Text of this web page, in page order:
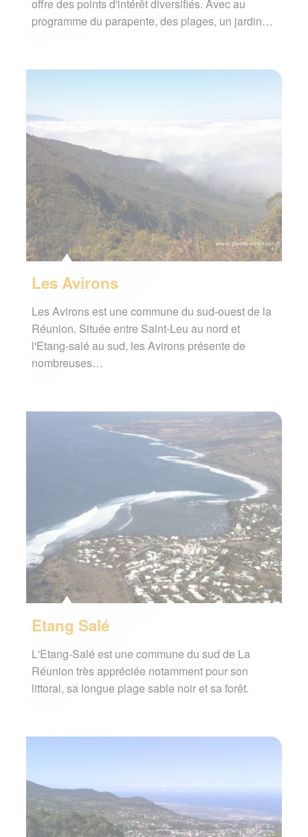
offre des points d'intérêt diversifiés. Avec au
programme du parapente, des plages, un jardin…
Les Avirons
Les Avirons est une commune du sud-ouest de la
Réunion. Située entre Saint-Leu au nord et
l'Etang-salé au sud, les Avirons présente de
nombreuses…
Etang Salé
L'Etang-Salé est une commune du sud de La
Réunion très appréciée notamment pour son
littoral, sa longue plage sable noir et sa forêt.